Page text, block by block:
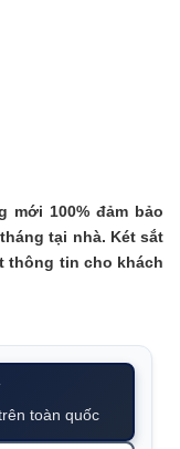
mới 100% đảm bảo
tại nhà. Két sắt
thông tin cho khách
toàn quốc